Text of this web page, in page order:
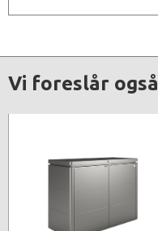
Vi foreslår også